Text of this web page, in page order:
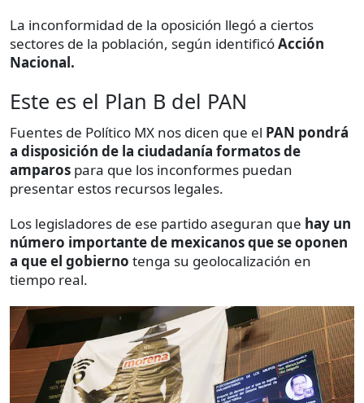
La inconformidad de la oposición llegó a ciertos
sectores de la población, según identificóAcción
Nacional.
Este es el Plan B del PAN
Fuentes de Político MX nos dicen que el PAN pondrá
a disposición de la ciudadanía formatos de
amparos para que los inconformes puedan
presentar estos recursos legales.
Los legisladores de ese partido aseguran que hay un
número importante de mexicanos que se oponen
a que el gobierno tenga su geolocalización en
tiempo real.